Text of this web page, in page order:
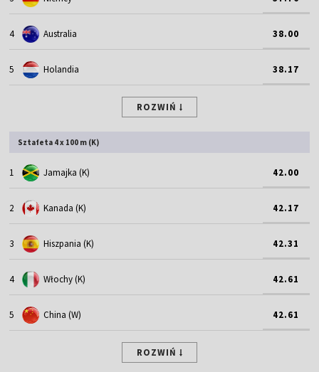
4 Australia 38.00
5 Holandia 38.17
ROZWIŃ
Sztafeta 4 x 100 m (K)
1 Jamajka (K) 42.00
2 Kanada (K) 42.17
3 Hiszpania (K) 42.31
4 Włochy (K) 42.61
5 China (W) 42.61
ROZWIŃ